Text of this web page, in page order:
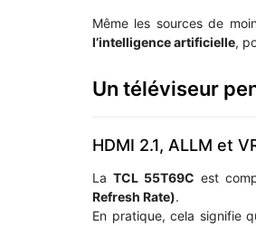
Même les sources de
l’intelligence artificielle,
Un téléviseur
HDMI 2.1, ALLM et
LaTCL 55T69C est
Refresh Rate).
En pratique, cela signifie